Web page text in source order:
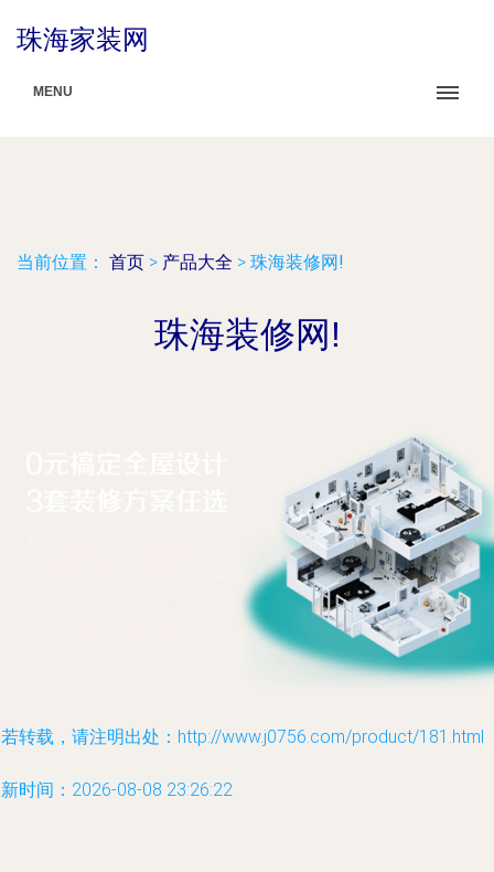
珠海家装网
MENU
当前位置： 首页 > 产品大全 > 珠海装修网!
珠海装修网!
转载，请注明出处：http://www.j0756.com/product/181.html
时间：2026-08-08 23:26:22